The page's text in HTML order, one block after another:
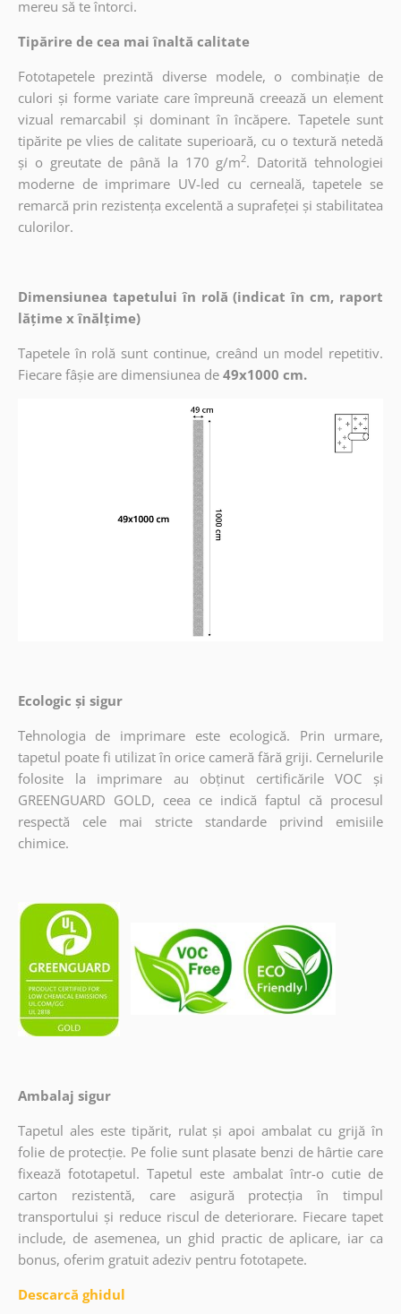
mereu să te întorci.
Tipărire de cea mai înaltă calitate
Fototapetele prezintă diverse modele, o combinație de
culori și forme variate care împreună creează un element
vizual remarcabil și dominant în încăpere. Tapetele sunt
tipărite pe vlies de calitate superioară, cu o textură netedă
și o greutate de până la 170 g/m2. Datorită tehnologiei
moderne de imprimare UV-led cu cerneală, tapetele se
remarcă prin rezistența excelentă a suprafeței și stabilitatea
culorilor.
Dimensiunea tapetului în rolă (indicat în cm, raport
lățime x înălțime)
Tapetele în rolă sunt continue, creând un model repetitiv.
Fiecare fâșie are dimensiunea de 49x1000 cm.
Ecologic și sigur
Tehnologia de imprimare este ecologică. Prin urmare,
tapetul poate fi utilizat în orice cameră fără griji. Cernelurile
folosite la imprimare au obținut certificările VOC și
GREENGUARD GOLD, ceea ce indică faptul că procesul
respectă cele mai stricte standarde privind emisiile
chimice.
Ambalaj sigur
Tapetul ales este tipărit, rulat și apoi ambalat cu grijă în
folie de protecție. Pe folie sunt plasate benzi de hârtie care
fixează fototapetul. Tapetul este ambalat într-o cutie de
carton rezistentă, care asigură protecția în timpul
transportului și reduce riscul de deteriorare. Fiecare tapet
include, de asemenea, un ghid practic de aplicare, iar ca
bonus, oferim gratuit adeziv pentru fototapete.
Descarcă ghidul